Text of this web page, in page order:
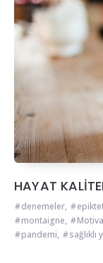
HAYAT
denemeler,
montaigne,
pandemi, sağlıklı